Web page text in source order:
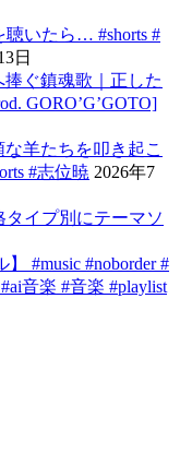
いたら… #shorts #
日
捧ぐ鎮魂歌｜正した
GORO’G’GOTO]
羊たちを叩き起こ
#志位暁 2026年7
イプ別にテーマソ
#music #noborder #
音楽 #音楽 #playlist